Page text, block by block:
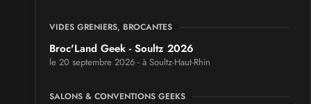
VIDES GRENIERS, BROCANTES
Broc'Land Geek - Soultz 2026
le 20 septembre 2026 - à Soultz-Haut-Rhin
SALONS & CONVENTIONS GEEKS